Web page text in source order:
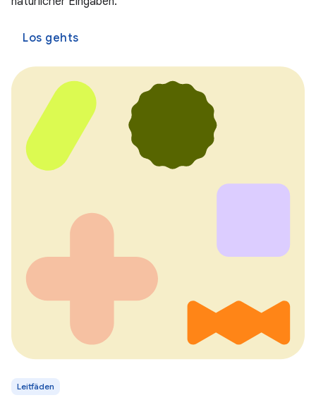
Los gehts
Leitfäden